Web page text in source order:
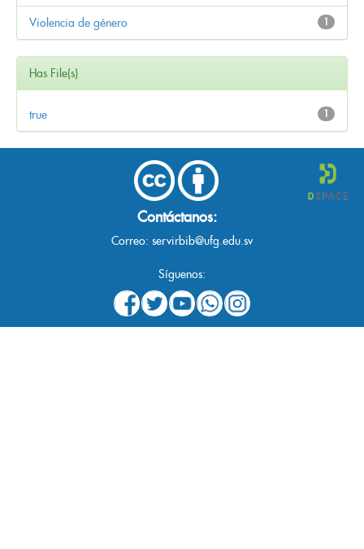
1
Violencia de género
Has File(s)
1
true
Contáctanos:
Correo: servirbib@ufg.edu.sv
Síguenos: